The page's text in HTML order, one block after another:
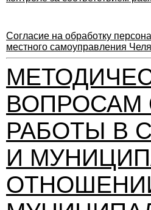
Согласие на обработку
местного самоуправления
ВОПРОСАМ
РАБОТЫ В
И